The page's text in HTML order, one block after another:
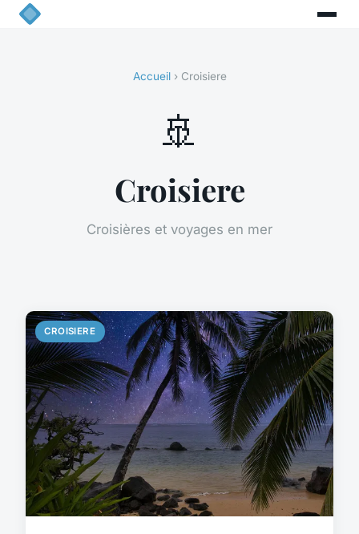
Accueil› Croisiere
🚢
Croisiere
Croisières et voyages en mer
CROISIERE